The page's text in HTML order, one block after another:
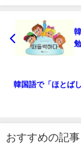
韓国語で「ほとば
おすすめの記事